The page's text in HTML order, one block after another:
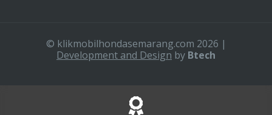
© klikmobilhondasemarang.com 2026 |
Development and Design by Btech